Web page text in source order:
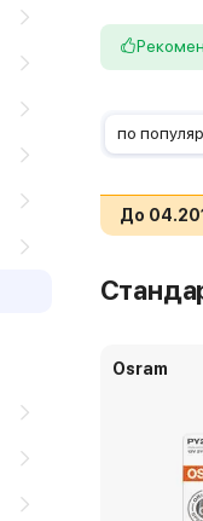
по
До
Osram